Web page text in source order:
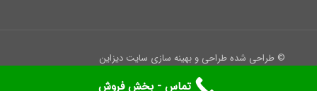
© طراحی شده طراحی و بهینه سازی سایت دیزاین
تماس - بخش فروش